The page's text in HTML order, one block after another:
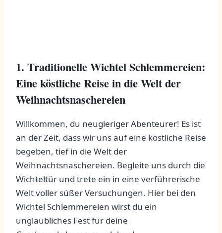
1. ⁤Traditionelle Wichtel Schlemmereien:
⁣Eine ⁤köstliche Reise in ‍die Welt der⁣
Weihnachtsnaschereien
Willkommen, du neugieriger ​Abenteurer! Es ist
an⁢ der⁢ Zeit, dass wir uns auf ⁢eine⁣ köstliche Reise
begeben, tief in die Welt der ​
Weihnachtsnaschereien.⁣ Begleite uns durch⁢ die
Wichteltür⁢ und ‌trete⁣ ein in eine verführerische
Welt voller süßer Versuchungen. Hier​ bei den
Wichtel Schlemmereien‌ wirst‍ du ⁢ein
‌unglaubliches ‍Fest für deine